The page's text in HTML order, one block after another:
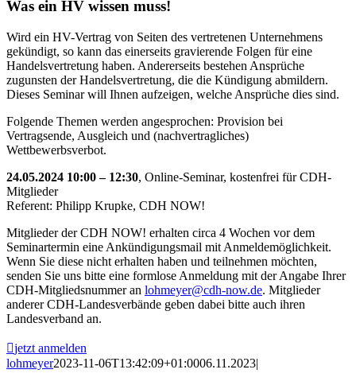
Was ein HV wissen muss!
Wird ein HV-Vertrag von Seiten des vertretenen Unternehmens
gekündigt, so kann das einerseits gravierende Folgen für eine
Handelsvertretung haben. Andererseits bestehen Ansprüche
zugunsten der Handelsvertretung, die die Kündigung abmildern.
Dieses Seminar will Ihnen aufzeigen, welche Ansprüche dies sind.
Folgende Themen werden angesprochen: Provision bei
Vertragsende, Ausgleich und (nachvertragliches)
Wettbewerbsverbot.
24.05.2024 10:00 – 12:30, Online-Seminar, kostenfrei für CDH-
Mitglieder
Referent: Philipp Krupke, CDH NOW!
Mitglieder der CDH NOW! erhalten circa 4 Wochen vor dem
Seminartermin eine Ankündigungsmail mit Anmeldemöglichkeit.
Wenn Sie diese nicht erhalten haben und teilnehmen möchten,
senden Sie uns bitte eine formlose Anmeldung mit der Angabe Ihrer
CDH-Mitgliedsnummer an lohmeyer@cdh-now.de. Mitglieder
anderer CDH-Landesverbände geben dabei bitte auch ihren
Landesverband an.
jetzt anmelden
lohmeyer2023-11-06T13:42:09+01:0006.11.2023|